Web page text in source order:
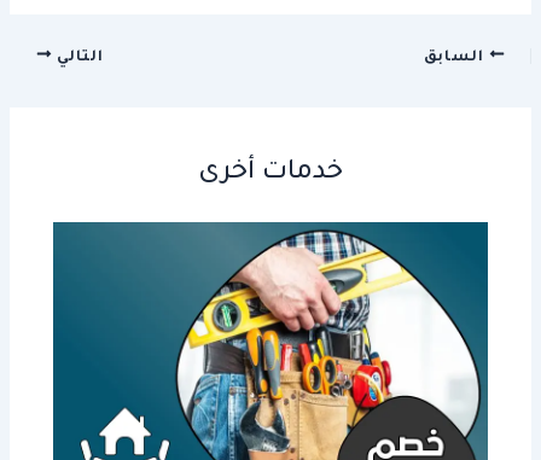
السابق التالي
خدمات أخرى